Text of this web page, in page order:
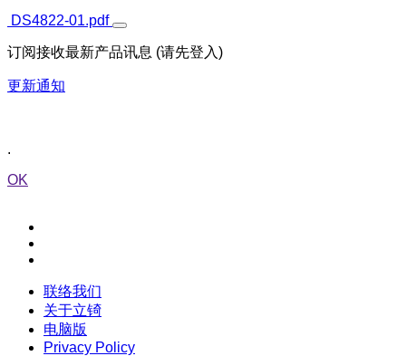
DS4822-01.pdf
订阅接收最新产品讯息 (请先登入)
更新通知
.
OK
联络我们
关于立锜
电脑版
Privacy Policy